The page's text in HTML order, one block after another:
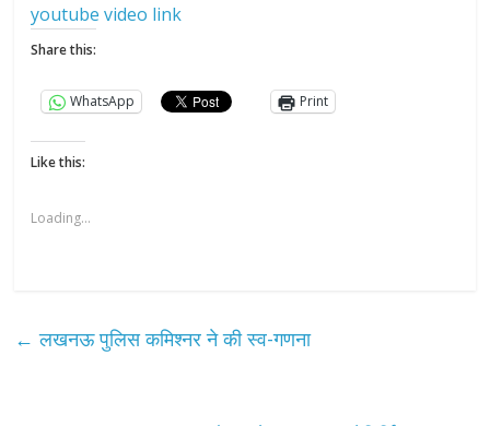
youtube video link
Share this:
WhatsApp Print
Like this:
Loading...
← लखनऊ पुलिस कमिश्नर ने की स्व-गणना